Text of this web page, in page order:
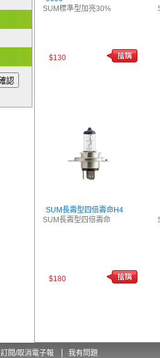
SUM標準型加亮30%
$130
SUM長壽型四倍壽命H4
SUM長壽型四倍壽命
$180
訂閱/取消電子報 我有問題